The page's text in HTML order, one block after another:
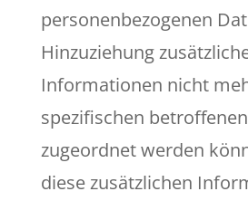
personenbezogenen
Hinzuziehung
Informationen nicht
spezifischen
zugeordnet werden
diese zusätzlichen